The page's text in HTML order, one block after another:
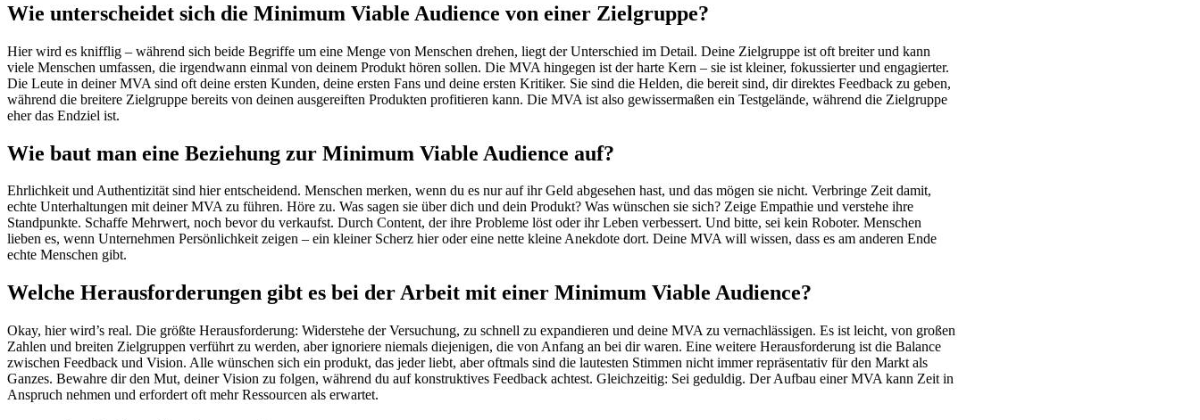
Wie unterscheidet sich die Minimum Viable Audience von einer Zielgruppe?
Hier wird es knifflig – während sich beide Begriffe um eine Menge von Menschen drehen, liegt der Unterschied im Detail. Deine Zielgruppe ist oft breiter und kann
viele Menschen umfassen, die irgendwann einmal von deinem Produkt hören sollen. Die MVA hingegen ist der harte Kern – sie ist kleiner, fokussierter und engagierter.
Die Leute in deiner MVA sind oft deine ersten Kunden, deine ersten Fans und deine ersten Kritiker. Sie sind die Helden, die bereit sind, dir direktes Feedback zu geben,
während die breitere Zielgruppe bereits von deinen ausgereiften Produkten profitieren kann. Die MVA ist also gewissermaßen ein Testgelände, während die Zielgruppe
eher das Endziel ist.
Wie baut man eine Beziehung zur Minimum Viable Audience auf?
Ehrlichkeit und Authentizität sind hier entscheidend. Menschen merken, wenn du es nur auf ihr Geld abgesehen hast, und das mögen sie nicht. Verbringe Zeit damit,
echte Unterhaltungen mit deiner MVA zu führen. Höre zu. Was sagen sie über dich und dein Produkt? Was wünschen sie sich? Zeige Empathie und verstehe ihre
Standpunkte. Schaffe Mehrwert, noch bevor du verkaufst. Durch Content, der ihre Probleme löst oder ihr Leben verbessert. Und bitte, sei kein Roboter. Menschen
lieben es, wenn Unternehmen Persönlichkeit zeigen – ein kleiner Scherz hier oder eine nette kleine Anekdote dort. Deine MVA will wissen, dass es am anderen Ende
echte Menschen gibt.
Welche Herausforderungen gibt es bei der Arbeit mit einer Minimum Viable Audience?
Okay, hier wird’s real. Die größte Herausforderung: Widerstehe der Versuchung, zu schnell zu expandieren und deine MVA zu vernachlässigen. Es ist leicht, von großen
Zahlen und breiten Zielgruppen verführt zu werden, aber ignoriere niemals diejenigen, die von Anfang an bei dir waren. Eine weitere Herausforderung ist die Balance
zwischen Feedback und Vision. Alle wünschen sich ein produkt, das jeder liebt, aber oftmals sind die lautesten Stimmen nicht immer repräsentativ für den Markt als
Ganzes. Bewahre dir den Mut, deiner Vision zu folgen, während du auf konstruktives Feedback achtest. Gleichzeitig: Sei geduldig. Der Aufbau einer MVA kann Zeit in
Anspruch nehmen und erfordert oft mehr Ressourcen als erwartet.